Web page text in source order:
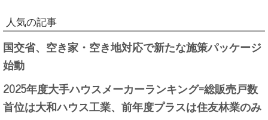
人気の記事
国交省、空き家・空き地対応で新たな施策パッケージ
始動
2025年度大手ハウスメーカーランキング=総販売戸数
首位は大和ハウス工業、前年度プラスは住友林業のみ